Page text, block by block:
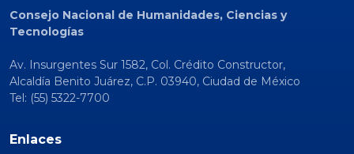
Consejo Nacional de Humanidades, Ciencias y
Tecnologías
Av. Insurgentes Sur 1582, Col. Crédito Constructor,
Alcaldía Benito Juárez, C.P. 03940, Ciudad de México
Tel: (55) 5322-7700
Enlaces